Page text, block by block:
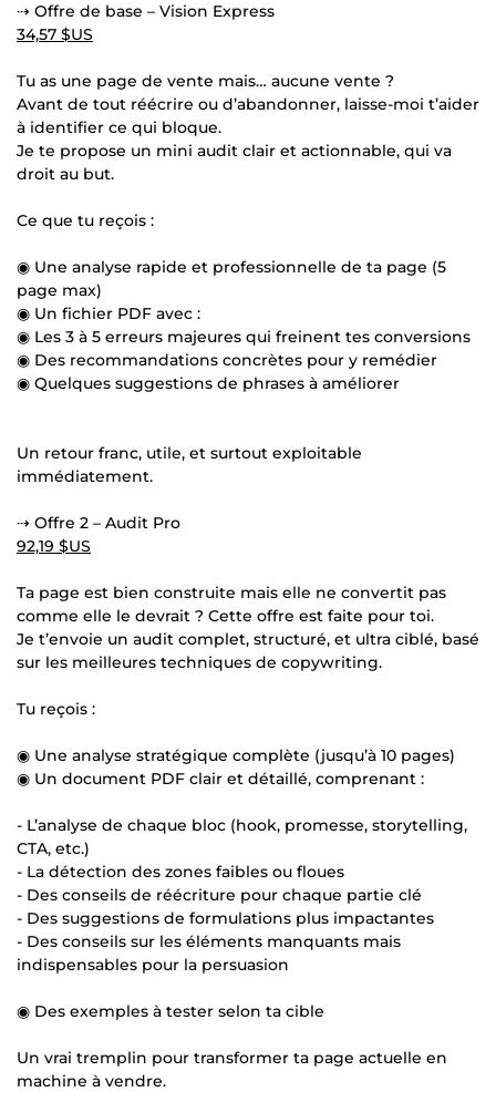
⇢ Offre de base – Vision Express
34,57 $US
Tu as une page de vente mais… aucune vente ?
Avant de tout réécrire ou d’abandonner, laisse-moi t’aider
à identifier ce qui bloque.
Je te propose un mini audit clair et actionnable, qui va
droit au but.
Ce que tu reçois :
◉ Une analyse rapide et professionnelle de ta page (5
page max)
◉ Un fichier PDF avec :
◉ Les 3 à 5 erreurs majeures qui freinent tes conversions
◉ Des recommandations concrètes pour y remédier
◉ Quelques suggestions de phrases à améliorer
Un retour franc, utile, et surtout exploitable
immédiatement.
⇢ Offre 2 – Audit Pro
92,19 $US
Ta page est bien construite mais elle ne convertit pas
comme elle le devrait ? Cette offre est faite pour toi.
Je t’envoie un audit complet, structuré, et ultra ciblé, basé
sur les meilleures techniques de copywriting.
Tu reçois :
◉ Une analyse stratégique complète (jusqu’à 10 pages)
◉ Un document PDF clair et détaillé, comprenant :
- L’analyse de chaque bloc (hook, promesse, storytelling,
CTA, etc.)
- La détection des zones faibles ou floues
- Des conseils de réécriture pour chaque partie clé
- Des suggestions de formulations plus impactantes
- Des conseils sur les éléments manquants mais
indispensables pour la persuasion
◉ Des exemples à tester selon ta cible
Un vrai tremplin pour transformer ta page actuelle en
machine à vendre.